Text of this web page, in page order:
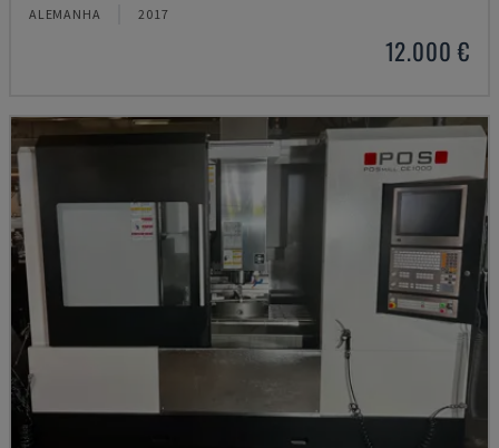
ALEMANHA 2017
12.000 €